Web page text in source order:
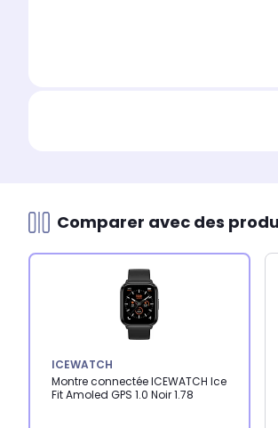
Comparer avec des
ICEWATCH
Montre connectée ICEWATCH Ice
Fit Amoled GPS 1.0 Noir 1.78